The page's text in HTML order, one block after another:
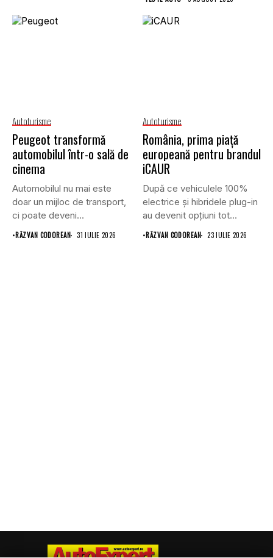
Autoturisme
Peugeot transformă
automobilul într-o sală de
cinema
Automobilul nu mai este
doar un mijloc de transport,
ci poate deveni...
•RĂZVAN CODOREAN 31 IULIE 2026
Autoturisme
România, prima piață
europeană pentru brandul
iCAUR
După ce vehiculele 100%
electrice și hibridele plug-in
au devenit opțiuni tot...
•RĂZVAN CODOREAN 23 IULIE 2026